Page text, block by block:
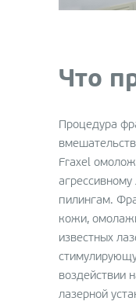
Что
Процедура
Fraxel
пилингам.
кожи,
известных
воздействии
лазерной